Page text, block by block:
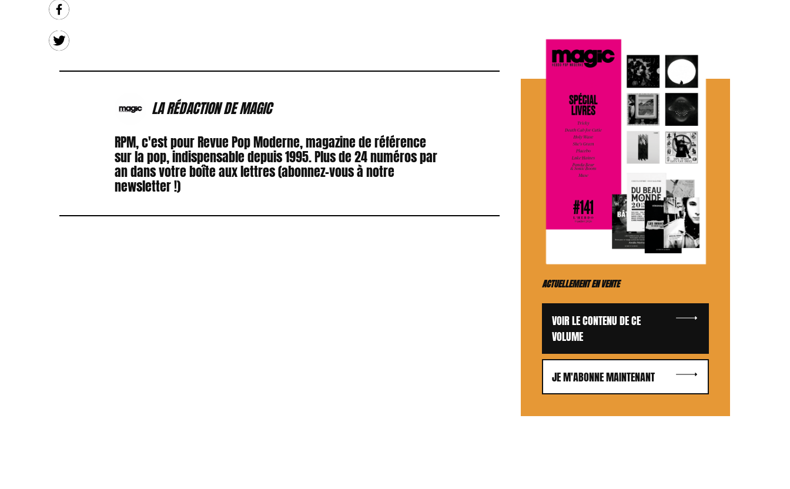
LA RÉDACTION DE MAGIC
RPM, c'est pour Revue Pop Moderne, magazine de référence
sur la pop, indispensable depuis 1995. Plus de 24 numéros par
an dans votre boîte aux lettres (abonnez-vous à notre
newsletter !)
ACTUELLEMENT EN VENTE
VOIR LE CONTENU DE CE
VOLUME
JE M'ABONNE MAINTENANT